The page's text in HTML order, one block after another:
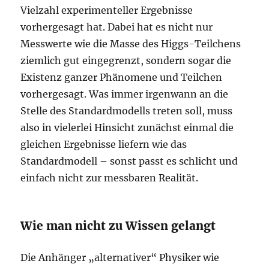
Vielzahl experimenteller Ergebnisse
vorhergesagt hat. Dabei hat es nicht nur
Messwerte wie die Masse des Higgs-Teilchens
ziemlich gut eingegrenzt, sondern sogar die
Existenz ganzer Phänomene und Teilchen
vorhergesagt. Was immer irgenwann an die
Stelle des Standardmodells treten soll, muss
also in vielerlei Hinsicht zunächst einmal die
gleichen Ergebnisse liefern wie das
Standardmodell – sonst passt es schlicht und
einfach nicht zur messbaren Realität.
Wie man nicht zu Wissen gelangt
Die Anhänger „alternativer“ Physiker wie